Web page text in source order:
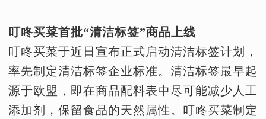
叮咚买菜首批“清洁标签”商品上线
叮咚买菜于近日宣布正式启动清洁标签计划，
率先制定清洁标签企业标准。清洁标签最早起
源于欧盟，即在商品配料表中尽可能减少人工
添加剂，保留食品的天然属性。叮咚买菜制定